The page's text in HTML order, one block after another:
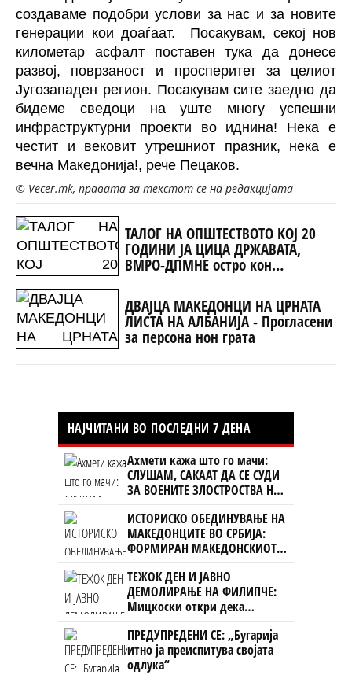
создаваме подобри услови за нас и за новите
генерации кои доаѓаат. Посакувам, секој нов
километар асфалт поставен тука да донесе
развој, поврзаност и просперитет за целиот
Југозападен регион. Посакувам сите заедно да
бидеме сведоци на уште многу успешни
инфраструктурни проекти во иднина! Нека е
честит и вековит утрешниот празник, нека е
вечна Македонија!, рече Пецаков.
© Vecer.mk, правата за текстот се на редакцијата
ТАЛОГ НА ОПШТЕСТВОТО КОЈ 20
ГОДИНИ ЈА ЦИЦА ДРЖАВАТА,
ВМРО-ДПМНЕ остро кон
Жерновски
ДВАЈЦА МАКЕДОНЦИ НА ЦРНАТА
ЛИСТА НА АЛБАНИЈА - Прогласени
за персона нон грата
НАЈЧИТАНИ ВО ПОСЛЕДНИ 7 ДЕНА
Ахмети кажа што го мачи:
СЛУШАМ, САКААТ ДА СЕ СУДИ
ЗА ВОЕНИТЕ ЗЛОСТРОСТВА НА
УЧК...
ИСТОРИСКО ОБЕДИНУВАЊЕ НА
МАКЕДОНЦИТЕ ВО СРБИЈА:
ФОРМИРАН МАКЕДОНСКИОТ
НАЦИОНАЛЕН СОЈУЗ
ТЕЖОК ДЕН И ЈАВНО
ДЕМОЛИРАЊЕ НА ФИЛИПЧЕ:
Мицкоски откри дека
човекот појма нема од
ништо, освен за кеш
ПРЕДУПРЕДЕНИ СЕ: „Бугарија
итно ја преиспитува својата
одлука“